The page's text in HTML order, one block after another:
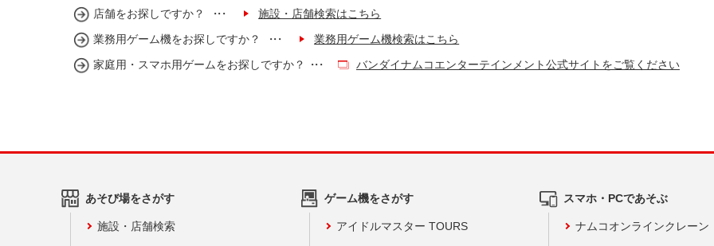
店舗をお探しですか？
施設・店舗検索はこちら
業務用ゲーム機をお探しですか？
業務用ゲーム機検索はこちら
家庭用・スマホ用ゲームをお探しですか？
バンダイナムコエンターテインメント公式サイトをご覧ください
あそび場をさがす
施設・店舗検索
ゲーム機をさがす
アイドルマスター TOURS
スマホ・PCであそぶ
ナムコオンラインクレーン